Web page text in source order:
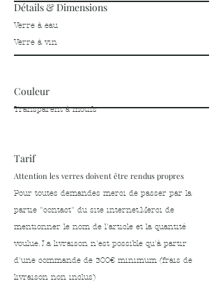
Détails & Dimensions
Verre à eau
Verre à vin
Couleur
Transparent à motifs
Tarif
Attention les verres doivent être rendus propres
Pour toutes demandes merci de passer par la
partie "contact" du site internet.Merci de
mentionner le nom de l'article et la quantité
voulue. La livraison n'est possible qu'à partir
d'une commande de 300€ minimum (frais de
livraison non inclus)